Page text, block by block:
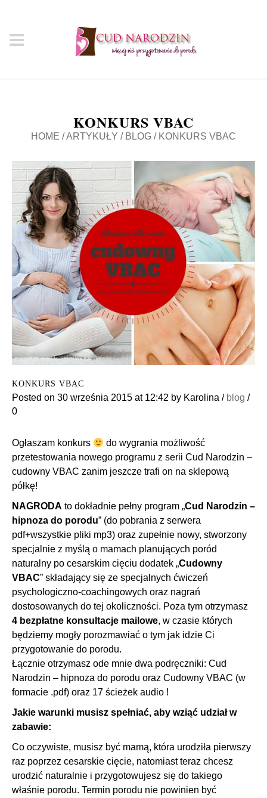
KONKURS VBAC
HOME /ARTYKUŁY / BLOG / KONKURS VBAC
KONKURS VBAC
Posted on 30 września 2015 at 12:42 by Karolina / blog /
0
Ogłaszam konkurs
do wygrania możliwość
przetestowania nowego programu z serii Cud Narodzin –
cudowny VBAC zanim jeszcze trafi on na sklepową
półkę!
NAGRODA to dokładnie pełny program „Cud Narodzin –
hipnoza do porodu” (do pobrania z serwera
pdf+wszystkie pliki mp3) oraz zupełnie nowy, stworzony
specjalnie z myślą o mamach planujących poród
naturalny po cesarskim cięciu dodatek „Cudowny
VBAC” składający się ze specjalnych ćwiczeń
psychologiczno-coachingowych oraz nagrań
dostosowanych do tej okoliczności. Poza tym otrzymasz
4 bezpłatne konsultacje mailowe, w czasie których
będziemy mogły porozmawiać o tym jak idzie Ci
przygotowanie do porodu.
Łącznie otrzymasz ode mnie dwa podręczniki: Cud
Narodzin – hipnoza do porodu oraz Cudowny VBAC (w
formacie .pdf) oraz 17 ścieżek audio !
Jakie warunki musisz spełniać, aby wziąć udział w
zabawie:
Co oczywiste, musisz być mamą, która urodziła pierwszy
raz poprzez cesarskie cięcie, natomiast teraz chcesz
urodzić naturalnie i przygotowujesz się do takiego
właśnie porodu. Termin porodu nie powinien być